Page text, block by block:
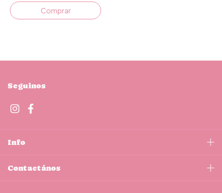
Seguinos
Info
Contactános